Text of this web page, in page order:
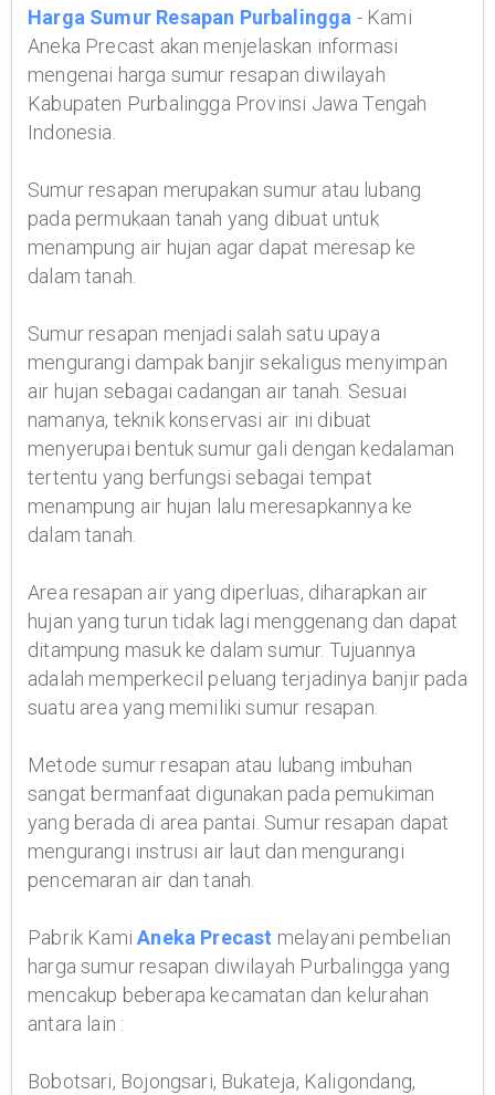
Harga Sumur Resapan Purbalingga - Kami
Aneka Precast akan menjelaskan informasi
mengenai harga sumur resapan diwilayah
Kabupaten Purbalingga Provinsi Jawa Tengah
Indonesia.
Sumur resapan merupakan sumur atau lubang
pada permukaan tanah yang dibuat untuk
menampung air hujan agar dapat meresap ke
dalam tanah.
Sumur resapan menjadi salah satu upaya
mengurangi dampak banjir sekaligus menyimpan
air hujan sebagai cadangan air tanah. Sesuai
namanya, teknik konservasi air ini dibuat
menyerupai bentuk sumur gali dengan kedalaman
tertentu yang berfungsi sebagai tempat
menampung air hujan lalu meresapkannya ke
dalam tanah.
Area resapan air yang diperluas, diharapkan air
hujan yang turun tidak lagi menggenang dan dapat
ditampung masuk ke dalam sumur. Tujuannya
adalah memperkecil peluang terjadinya banjir pada
suatu area yang memiliki sumur resapan.
Metode sumur resapan atau lubang imbuhan
sangat bermanfaat digunakan pada pemukiman
yang berada di area pantai. Sumur resapan dapat
mengurangi instrusi air laut dan mengurangi
pencemaran air dan tanah.
Pabrik KamiAneka Precast melayani pembelian
harga sumur resapan diwilayah Purbalingga yang
mencakup beberapa kecamatan dan kelurahan
antara lain :
Bobotsari, Bojongsari, Bukateja, Kaligondang,